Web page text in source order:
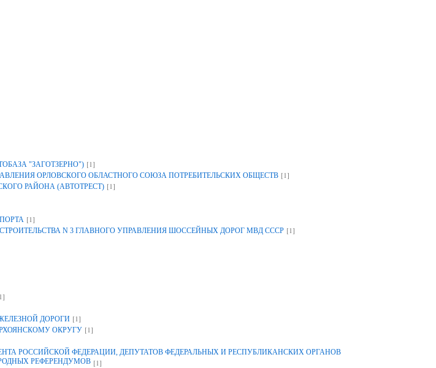
"ЗАГОТЗЕРНО") [1]
ОРЛОВСКОГО ОБЛАСТНОГО СОЮЗА ПОТРЕБИТЕЛЬСКИХ ОБЩЕСТВ [1]
РАЙОНА (АВТОТРЕСТ) [1]
[1]
N 3 ГЛАВНОГО УПРАВЛЕНИЯ ШОССЕЙНЫХ ДОРОГ МВД СССР [1]
ДОРОГИ [1]
ОКРУГУ [1]
РОССИЙСКОЙ ФЕДЕРАЦИИ, ДЕПУТАТОВ ФЕДЕРАЛЬНЫХ И РЕСПУБЛИКАНСКИХ ОРГАНОВ
РЕФЕРЕНДУМОВ [1]